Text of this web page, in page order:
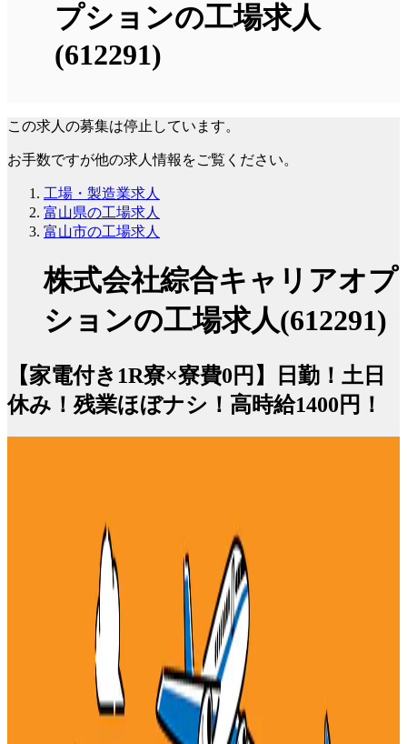
プションの工場求人
(612291)
この求人の募集は停止しています。
お手数ですが他の求人情報をご覧ください。
工場・製造業求人
富山県の工場求人
富山市の工場求人
株式会社綜合キャリアオプ
ションの工場求人(612291)
【家電付き1R寮×寮費0円】日勤！土日
休み！残業ほぼナシ！高時給1400円！